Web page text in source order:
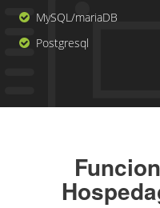
MySQL/mariaDB
Postgresql